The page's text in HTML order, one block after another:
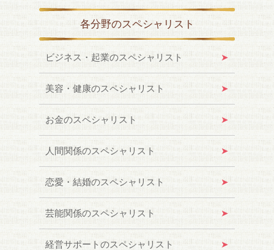
各分野のスペシャリスト
ビジネス・起業のスペシャリスト
美容・健康のスペシャリスト
お金のスペシャリスト
人間関係のスペシャリスト
恋愛・結婚のスペシャリスト
芸能関係のスペシャリスト
経営サポートのスペシャリスト